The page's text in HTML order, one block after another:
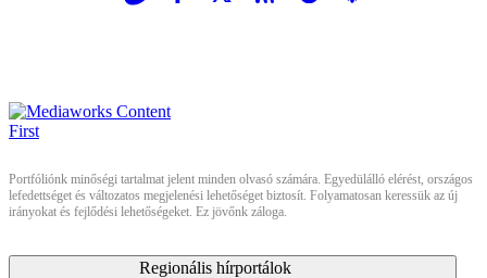
Portfóliónk minőségi tartalmat jelent minden olvasó számára. Egyedülálló elérést, országos
lefedettséget és változatos megjelenési lehetőséget biztosít. Folyamatosan keressük az új
irányokat és fejlődési lehetőségeket. Ez jövőnk záloga.
Regionális hírportálok